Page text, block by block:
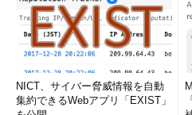
NICT、サイバー脅威情報を自動
集約できるWebアプリ「EXIST」